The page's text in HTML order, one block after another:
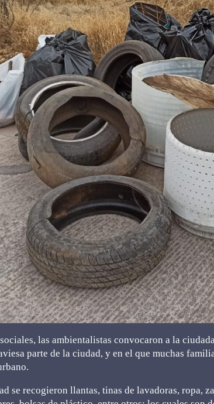
las ambientalistas convocaron a la
parte de la ciudad, y en el que muchas
se recogieron llantas, tinas de lavadoras, ropa,